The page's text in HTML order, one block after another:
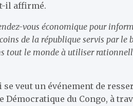
il affirmé.
vous économique pour
de la république servis par le
tout le monde à utiliser
se veut un événement de
du Congo, à